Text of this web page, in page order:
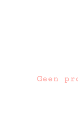
Geen